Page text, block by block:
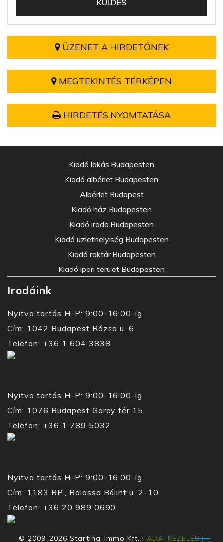
ÜZENET A HIRDETŐNEK
MEGTEKINTÉS TÉRKÉPEN
HIRDETÉS NYOMTATÁSA
Kiadó lakás Budapesten
Kiadó albérlet Budapesten
Albérlet Budapest
Kiadó ház Budapesten
Kiadó iroda Budapesten
Kiadó üzlethelyiség Budapesten
Kiadó raktár Budapesten
Kiadó ipari terület Budapesten
Irodáink
Nyitva tartás H-P: 9:00-16:00-ig
Cím: 1042 Budapest Rózsa u. 6.
Telefon: +36 1 604 3838
Nyitva tartás H-P: 9:00-16:00-ig
Cím: 1076 Budapest Garay tér 15.
Telefon: +36 1 789 5032
Nyitva tartás H-P: 9:00-16:00-ig
Cím: 1183 BP., Balassa Bálint u. 2-10.
Telefon: +36 20 989 0690
© 2009-2026 Starting-Immo Kft. | ADATKEZELÉS|